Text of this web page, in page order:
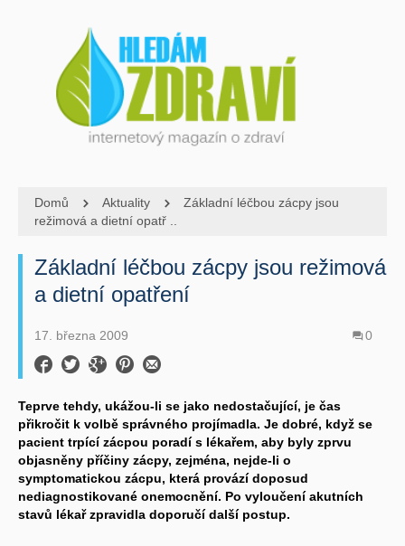
Domů Aktuality
Základní léčbou zácpy jsou
režimová a dietní opatř ..
Základní léčbou zácpy jsou režimová
a dietní opatření
17. března 2009 0
Teprve tehdy, ukážou-li se jako nedostačující, je čas
přikročit k volbě správného projímadla. Je dobré, když se
pacient trpící zácpou poradí s lékařem, aby byly zprvu
objasněny příčiny zácpy, zejména, nejde-li o
symptomatickou zácpu, která provází doposud
nediagnostikované onemocnění. Po vyloučení akutních
stavů lékař zpravidla doporučí další postup.